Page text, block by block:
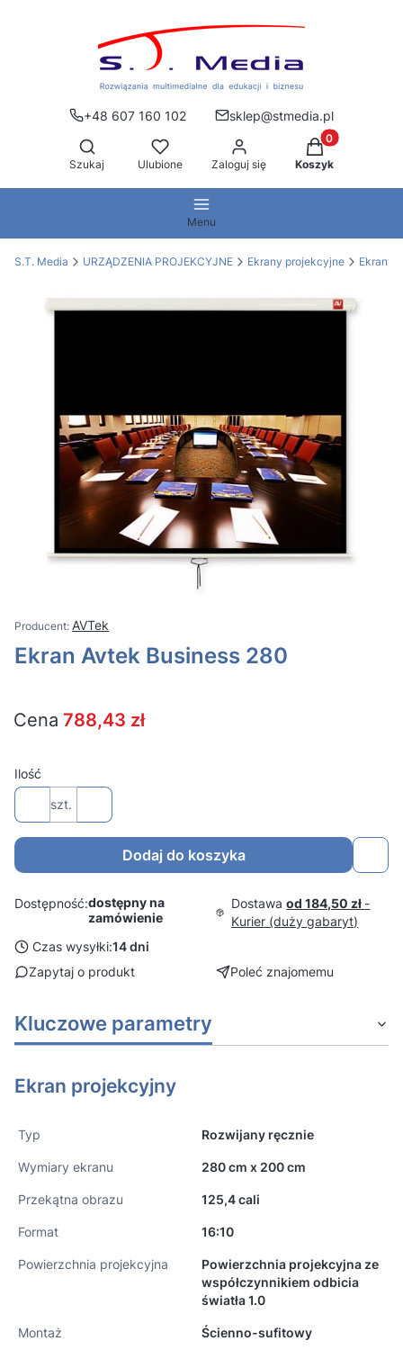
+48 607 160 102
sklep@stmedia.pl
Otwórz wyszukiwarkę
Szukaj Ulubione Zaloguj się
Produkty w
Koszyk
Menu
S.T. Media URZĄDZENIA PROJEKCYJNE Ekrany projekcyjne Ekrany
AVTek
Ekran Avtek Business 280
Cena 788,43 zł
Ilość
szt.
Dodaj do koszyka
Dostępność:dostępny na
zamówienie
Dostawaod 184,50 zł -
Kurier (duży gabaryt)
Czas wysyłki:14 dni
Zapytaj o produkt
Poleć znajomemu
Kluczowe parametry
Ekran projekcyjny
Typ Rozwijany ręcznie
Wymiary ekranu 280 cm x 200 cm
Przekątna obrazu 125,4 cali
Format 16:10
Powierzchnia projekcyjna
Powierzchnia projekcyjna ze
współczynnikiem odbicia
światła 1.0
Montaż Ścienno-sufitowy